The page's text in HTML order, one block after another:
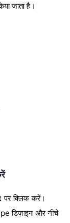
जाता है।
पर क्लिक करें।
डिज़ाइन और नीचे